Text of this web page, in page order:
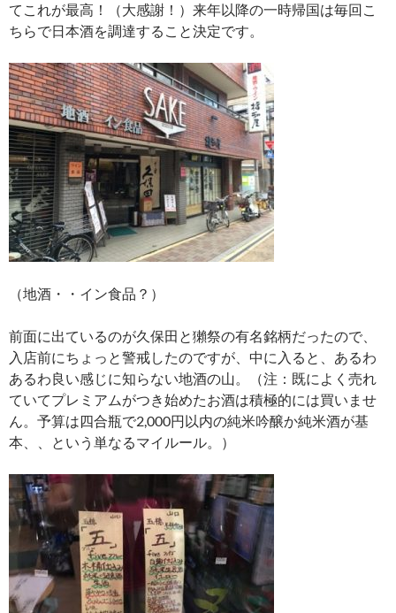
てこれが最高！（大感謝！）来年以降の一時帰国は毎回こ
ちらで日本酒を調達すること決定です。
（地酒・・イン食品？）
前面に出ているのが久保田と獺祭の有名銘柄だったので、
入店前にちょっと警戒したのですが、中に入ると、あるわ
あるわ良い感じに知らない地酒の山。（注：既によく売れ
ていてプレミアムがつき始めたお酒は積極的には買いませ
ん。予算は四合瓶で2,000円以内の純米吟醸か純米酒が基
本、、という単なるマイルール。）